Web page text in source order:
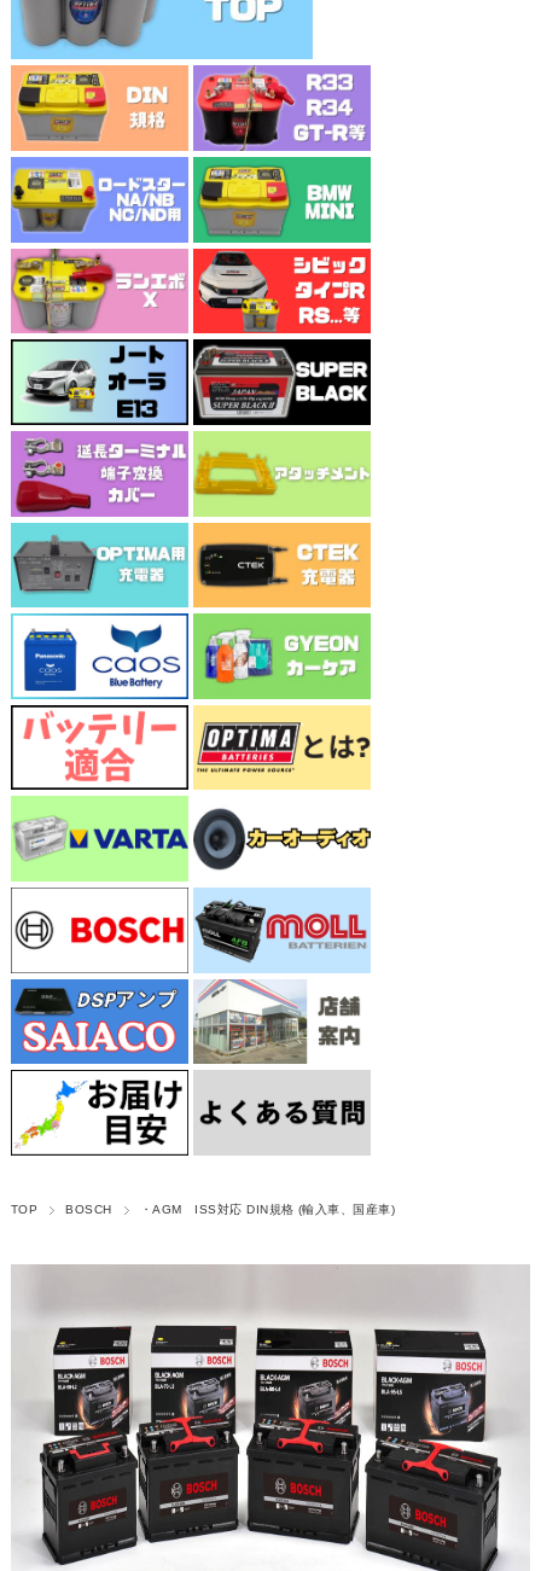
TOP BOSCH ・AGM ISS対応 DIN規格 (輸入車、国産車)